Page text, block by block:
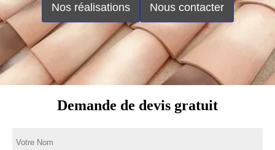
Nos réalisations Nous contacter
Demande de devis gratuit